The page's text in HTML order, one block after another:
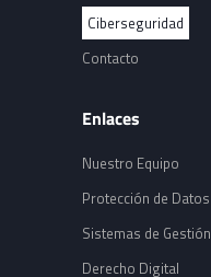
Ciberseguridad
Contacto
Enlaces
Nuestro Equipo
Protección de Datos
Sistemas de Gestión
Derecho Digital